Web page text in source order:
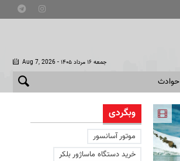
Aug 7, 2026 - جمعه ۱۶ مرداد ۱۴۰۵
حوادث
وبگردی
موتور آسانسور
خرید دستگاه ماساژور بلکر